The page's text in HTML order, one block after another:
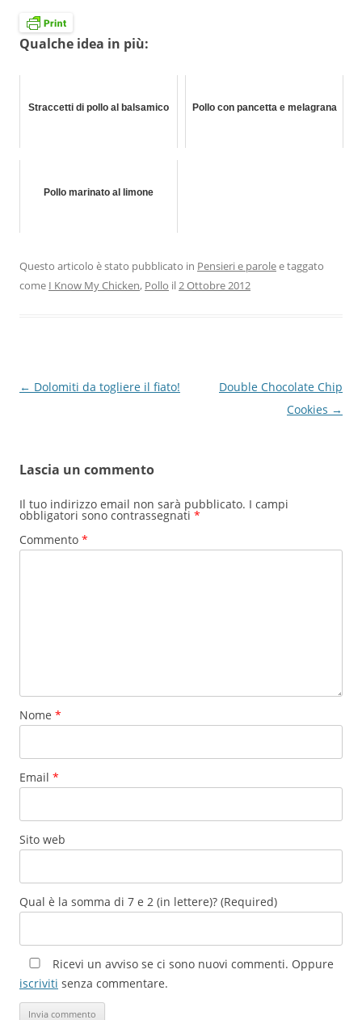
Qualche idea in più:
Straccetti di pollo al balsamico Pollo con pancetta e melagrana
Pollo marinato al limone
Questo articolo è stato pubblicato in Pensieri e parolee taggato
come I Know My Chicken, Pollo il 2 Ottobre 2012
Navigazione
← Dolomiti da togliere il fiato!
Double Chocolate Chip
Cookies →
Lascia un commento
Il tuo indirizzo email non sarà pubblicato. I campi
obbligatori sono contrassegnati *
Commento *
Nome *
Email *
Sito web
Qual è la somma di 7 e 2 (in lettere)? (Required)
Ricevi un avviso se ci sono nuovi commenti. Oppure
iscriviti senza commentare.